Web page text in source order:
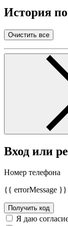
История
Очистить все
Вход или
Номер телефона
{{ errorMessage }}
Получить код
Я даю